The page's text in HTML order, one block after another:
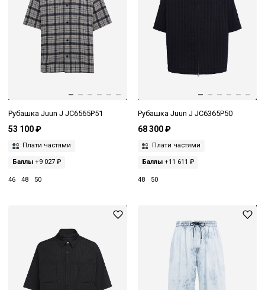
Рубашка Juun J JC6565P51
53 100 ₽
Плати частями
Баллы +9 027 ₽
46 48 50
Рубашка Juun J JC6365P50
68 300 ₽
Плати частями
Баллы+11 611 ₽
48 50